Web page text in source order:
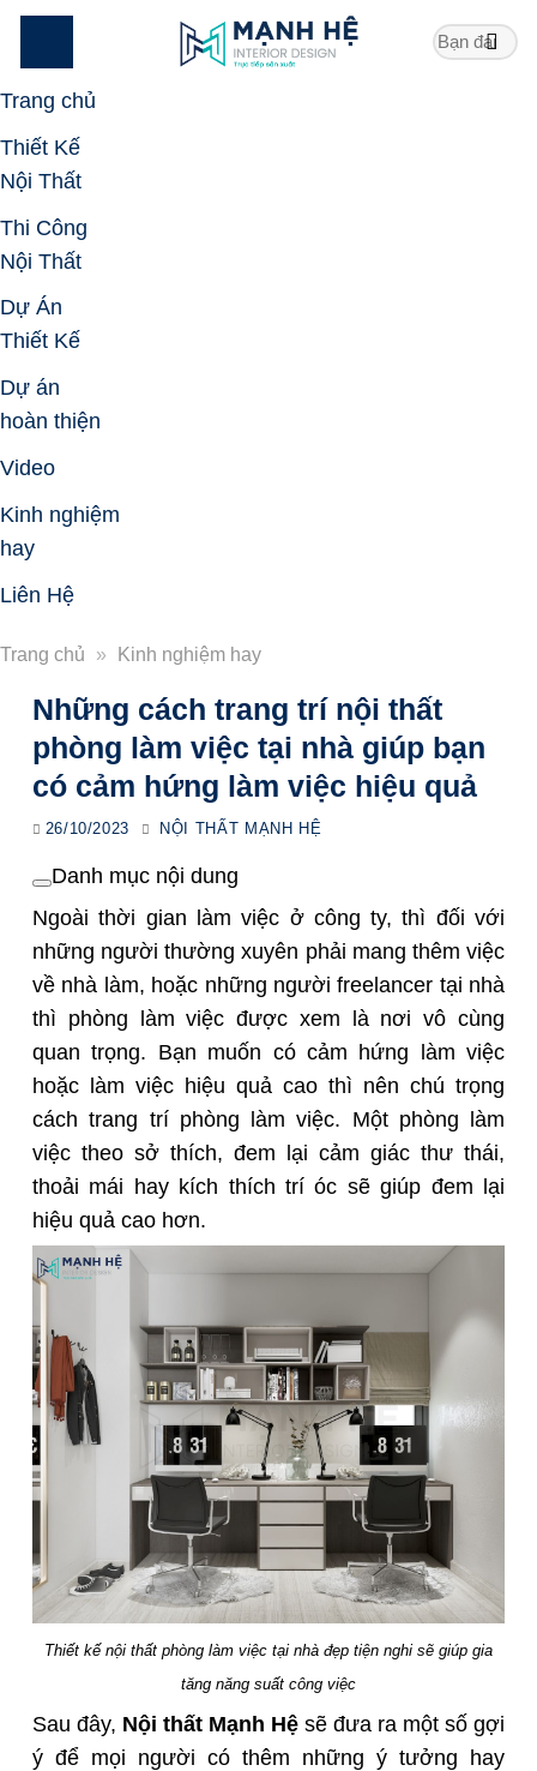
Skip
Trang chủ
Thiết Kế
Nội Thất
Thi Công
Nội Thất
Dự Án
Thiết Kế
Dự án
hoàn thiện
Video
Kinh nghiệm
hay
Liên Hệ
Trang chủ » Kinh nghiệm hay
Những cách trang trí nội thất
phòng làm việc tại nhà giúp bạn
có cảm hứng làm việc hiệu quả
26/10/2023 NỘI THẤT MẠNH HỆ
Danh mục nội dung
Ngoài thời gian làm việc ở công ty, thì đối với
những người thường xuyên phải mang thêm việc
về nhà làm, hoặc những người freelancer tại nhà
thì phòng làm việc được xem là nơi vô cùng
quan trọng. Bạn muốn có cảm hứng làm việc
hoặc làm việc hiệu quả cao thì nên chú trọng
cách trang trí phòng làm việc. Một phòng làm
việc theo sở thích, đem lại cảm giác thư thái,
thoải mái hay kích thích trí óc sẽ giúp đem lại
hiệu quả cao hơn.
Thiết kế nội thất phòng làm việc tại nhà đẹp tiện nghi sẽ giúp gia
tăng năng suất công việc
Sau đây, Nội thất Mạnh Hệ sẽ đưa ra một số gợi
ý để mọi người có thêm những ý tưởng hay